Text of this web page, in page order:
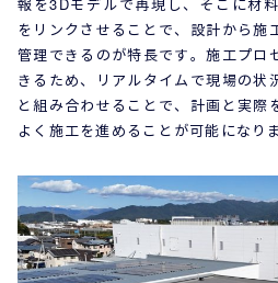
報を3Dモデルで再現し、そこに材
をリンクさせることで、設計から施
管理できるのが特長です。施工プロ
きるため、リアルタイムで現場の状
と組み合わせることで、計画と実際
よく施工を進めることが可能になりま